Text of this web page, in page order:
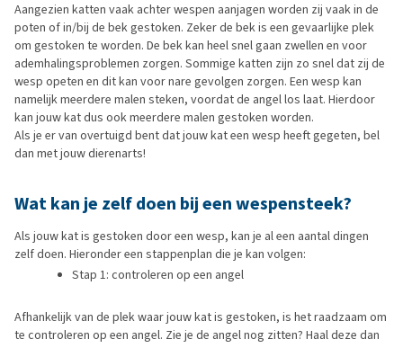
Aangezien katten vaak achter wespen aanjagen worden zij vaak in de
poten of in/bij de bek gestoken. Zeker de bek is een gevaarlijke plek
om gestoken te worden. De bek kan heel snel gaan zwellen en voor
ademhalingsproblemen zorgen. Sommige katten zijn zo snel dat zij de
wesp opeten en dit kan voor nare gevolgen zorgen. Een wesp kan
namelijk meerdere malen steken, voordat de angel los laat. Hierdoor
kan jouw kat dus ook meerdere malen gestoken worden.
Als je er van overtuigd bent dat jouw kat een wesp heeft gegeten, bel
dan met jouw dierenarts!
Wat kan je zelf doen bij een wespensteek?
Als jouw kat is gestoken door een wesp, kan je al een aantal dingen
zelf doen. Hieronder een stappenplan die je kan volgen:
Stap 1: controleren op een angel
Afhankelijk van de plek waar jouw kat is gestoken, is het raadzaam om
te controleren op een angel. Zie je de angel nog zitten? Haal deze dan